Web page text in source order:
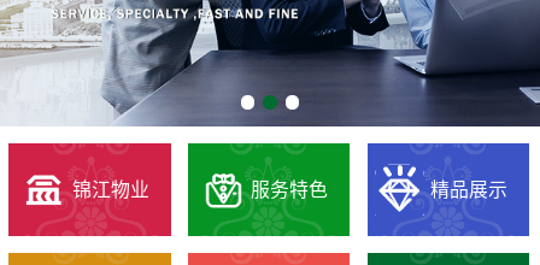
锦江物业 服务特色 精品展示